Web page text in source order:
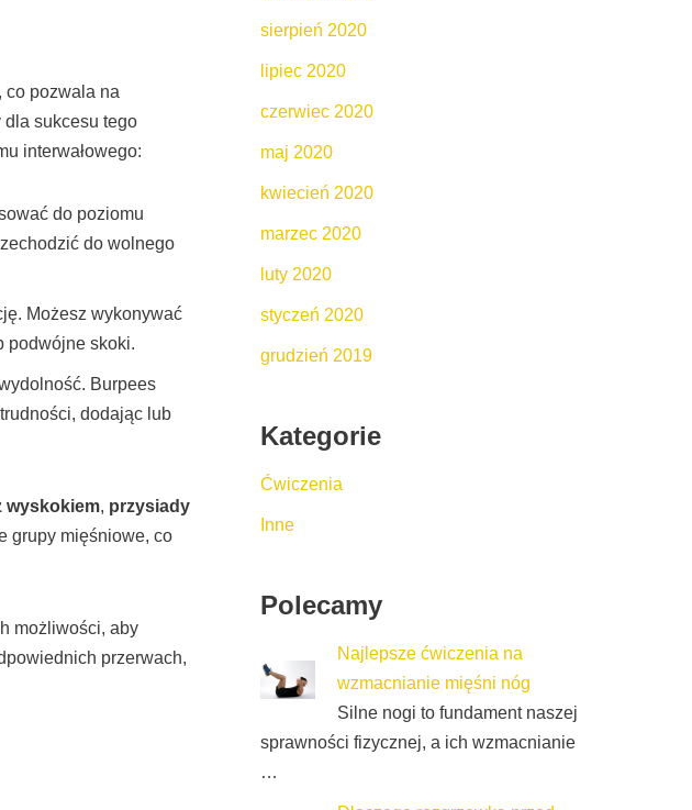
co pozwala na
sukcesu tego
interwałowego:
do poziomu
do wolnego
Możesz wykonywać
podwójne skoki.
Burpees
dodając lub
wyskokiem, przysiady
grupy mięśniowe, co
możliwości, aby
przerwach,
sierpień 2020
lipiec 2020
czerwiec 2020
maj 2020
kwiecień 2020
marzec 2020
luty 2020
styczeń 2020
grudzień 2019
Kategorie
Ćwiczenia
Inne
Polecamy
Najlepsze ćwiczenia na
wzmacnianie mięśni nóg
Silne nogi to fundament naszej
sprawności fizycznej, a ich wzmacnianie
…